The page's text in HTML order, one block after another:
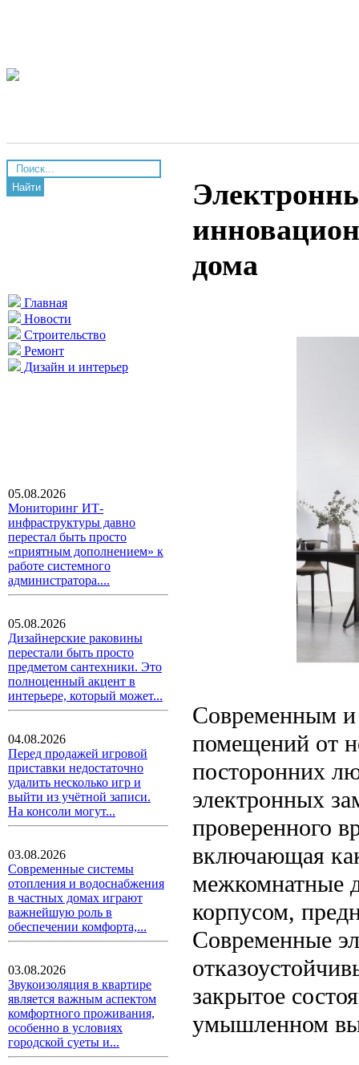
Найти
Главная
Новости
Строительство
Ремонт
Дизайн и интерьер
05.08.2026
Мониторинг ИТ-
инфраструктуры давно
перестал быть просто
«приятным дополнением» к
работе системного
администратора....
05.08.2026
Дизайнерские раковины
перестали быть просто
предметом сантехники. Это
полноценный акцент в
интерьере, который может...
04.08.2026
Перед продажей игровой
приставки недостаточно
удалить несколько игр и
выйти из учётной записи.
На консоли могут...
03.08.2026
Современные системы
отопления и водоснабжения
в частных домах играют
важнейшую роль в
обеспечении комфорта,...
03.08.2026
Звукоизоляция в квартире
является важным аспектом
комфортного проживания,
особенно в условиях
городской суеты и...
дома
Современным
помещений от
посторонних
электронных
проверенного
включающая
межкомнатные
корпусом,
Современные
закрытое
умышленном